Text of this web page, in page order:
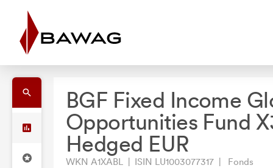
BGF Fixed Income
Opportunities Fund
Hedged EUR
WKN A1XABL | ISIN LU1003077317 | Fonds